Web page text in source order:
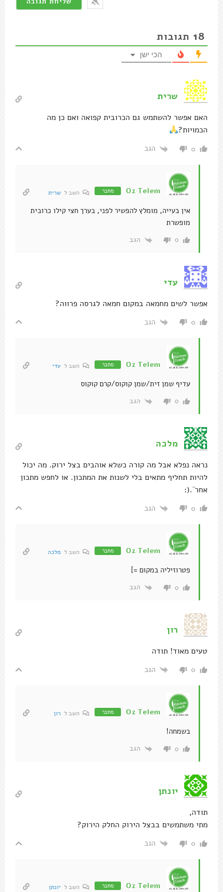
18 תגובות
הכי ישן
שרית
האם אפשר להשתמש גם הכרובית קפואה ואם כן מה
הכמויות?
0 הגב
Oz Telem מחבר השב ל שרית
אין בעייה, מומלץ להפשיר לפני, בערך חצי קילו כרובית
מופשרת
0 הגב
עדי
אפשר לשים מחמאה במקום חמאה לגרסה פרווה?
0 הגב
Oz Telem מחבר השב ל עדי
עדיף שמן זית/שמן קוקוס/קרם קוקוס
0 הגב
מלכה
נראה נפלא אבל מה קורה כשלא אוהבים בצל ירוק. מה יכול
להיות תחליף מתאים בלי לשנות את המתכון. או לחפש מתכון
אחרׁ ׁׁ.(:
0 הגב
Oz Telem מחבר השב ל מלכה
פטרוזיליה במקום =]
0 הגב
רון
טעים מאוד! תודה
0 הגב
Oz Telem מחבר השב ל רון
בשמחה!
0 הגב
יונתן
תודה,
מתי משתמשים בבצל הירוק החלק הירוק?
0 הגב
Oz Telem מחבר השב ל יונתן